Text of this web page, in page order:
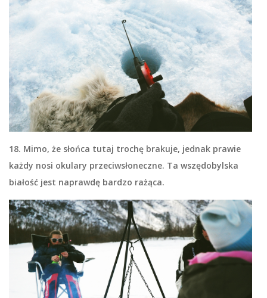
18. Mimo, że słońca tutaj trochę brakuje, jednak prawie
każdy nosi okulary przeciwsłoneczne. Ta wszędobylska
białość jest naprawdę bardzo rażąca.